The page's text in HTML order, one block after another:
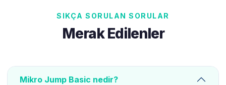
SIKÇA SORULAN SORULAR
Merak Edilenler
Mikro Jump Basic nedir?